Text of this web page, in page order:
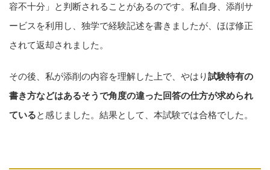
容不十分」と判断されることがあるのです。私自身、添削サ
ービスを利用し、独学で経験記述を書きましたが、ほぼ修正
されて返却されました。
その後、私が添削の内容を理解した上で、やはり試験特有の
書き方などはあるそうで角度の違った回答の仕方が求められ
ていると感じました。結果として、本試験では合格でした。